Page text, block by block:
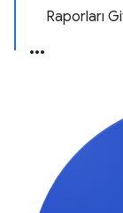
Raporları